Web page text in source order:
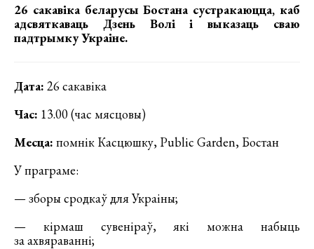
26 сакавіка беларусы Бостана сустракаюцца, каб
адсвяткаваць Дзень Волі і выказаць сваю
падтрымку Украіне.
Дата: 26 сакавіка
Час: 13.00 (час мясцовы)
Месца: помнік Касцюшку, Public Garden, Бостан
У праграме:
— зборы сродкаў для Украіны;
— кірмаш сувеніраў, які можна набыць
за ахвяраванні;